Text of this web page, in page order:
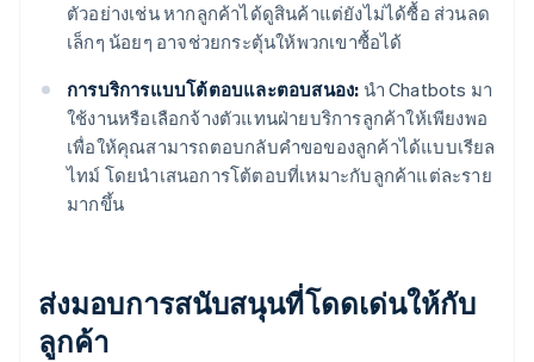
ตัวอย่างเช่น หากลูกค้าได้ดูสินค้าแต่ยังไม่ได้ซื้อ ส่วนลด
เล็กๆ น้อยๆ อาจช่วยกระตุ้นให้พวกเขาซื้อได้
การบริการแบบโต้ตอบและตอบสนอง: นำ Chatbots มา
ใช้งานหรือเลือกจ้างตัวแทนฝ่ายบริการลูกค้าให้เพียงพอ
เพื่อให้คุณสามารถตอบกลับคำขอของลูกค้าได้แบบเรียล
ไทม์ โดยนำเสนอการโต้ตอบที่เหมาะกับลูกค้าแต่ละราย
มากขึ้น
ส่งมอบการสนับสนุนที่โดดเด่นให้กับ
ลูกค้า